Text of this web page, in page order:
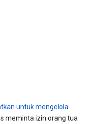
untuk mengelola
meminta izin orang tua